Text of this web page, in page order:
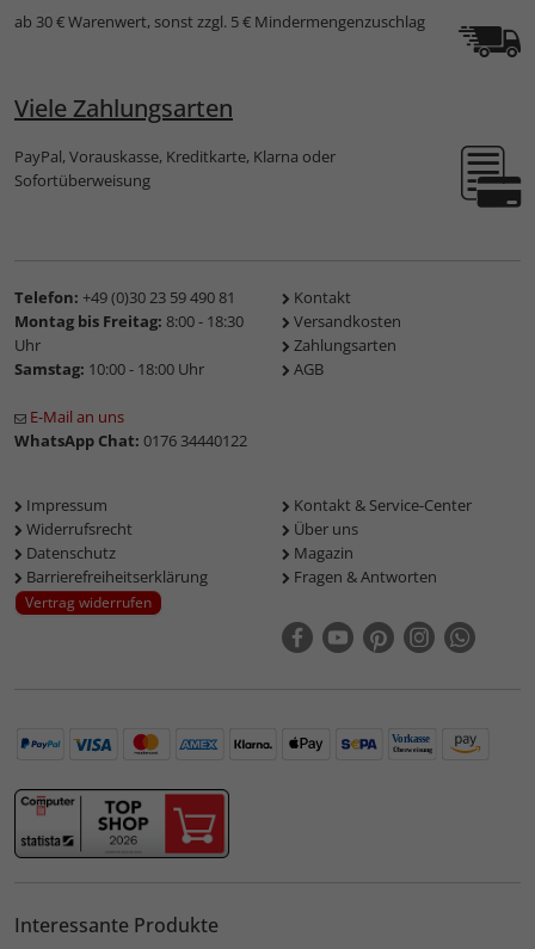
ab 30 € Warenwert, sonst zzgl. 5 € Mindermengenzuschlag
Viele Zahlungsarten
PayPal, Vorauskasse, Kreditkarte, Klarna oder
Sofortüberweisung
Telefon: +49 (0)30 23 59 490 81
Montag bis Freitag: 8:00 - 18:30
Uhr
Samstag: 10:00 - 18:00 Uhr
E-Mail an uns
WhatsApp Chat: 0176 34440122
Kontakt
Versandkosten
Zahlungsarten
AGB
Impressum
Widerrufsrecht
Datenschutz
Barrierefreiheitserklärung
Vertrag widerrufen
Kontakt & Service-Center
Über uns
Magazin
Fragen & Antworten
Interessante Produkte